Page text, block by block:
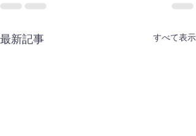
最新記事 すべて表示